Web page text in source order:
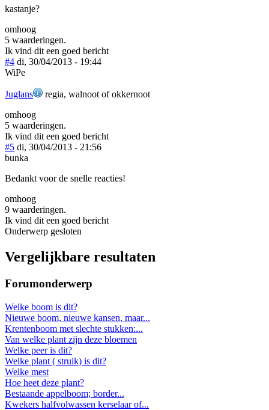
kastanje?
omhoog
5 waarderingen.
Ik vind dit een goed bericht
#4 di, 30/04/2013 - 19:44
WiPe
Juglans
regia, walnoot of okkernoot
omhoog
5 waarderingen.
Ik vind dit een goed bericht
#5 di, 30/04/2013 - 21:56
bunka
Bedankt voor de snelle reacties!
omhoog
9 waarderingen.
Ik vind dit een goed bericht
Onderwerp gesloten
Vergelijkbare resultaten
Forumonderwerp
Welke boom is dit?
Nieuwe boom, nieuwe kansen, maar...
Krentenboom met slechte stukken:...
Van welke plant zijn deze bloemen
Welke peer is dit?
Welke plant ( struik) is dit?
Welke mest
Hoe heet deze plant?
Bestaande appelboom; border...
Kwekers halfvolwassen kerselaar of...